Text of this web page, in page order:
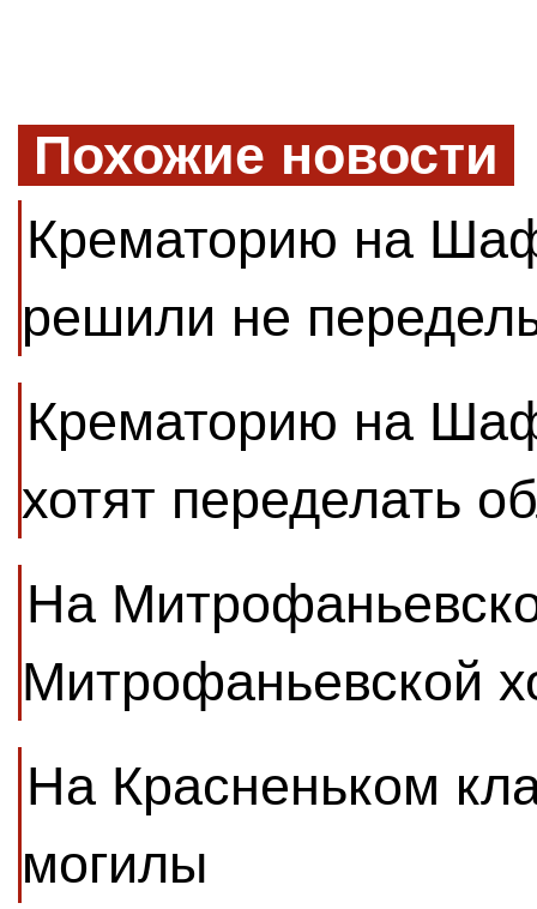
Похожие новости
Крематорию на
решили не
Крематорию на
хотят переделать
На
Митрофаньевской
На Красненьком
могилы